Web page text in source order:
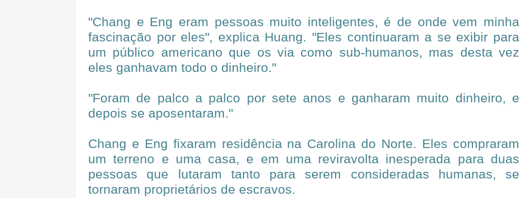
"Chang e Eng eram pessoas muito inteligentes, é de onde vem minha
fascinação por eles", explica Huang. "Eles continuaram a se exibir para
um público americano que os via como sub-humanos, mas desta vez
eles ganhavam todo o dinheiro."
"Foram de palco a palco por sete anos e ganharam muito dinheiro, e
depois se aposentaram."
Chang e Eng fixaram residência na Carolina do Norte. Eles compraram
um terreno e uma casa, e em uma reviravolta inesperada para duas
pessoas que lutaram tanto para serem consideradas humanas, se
tornaram proprietários de escravos.